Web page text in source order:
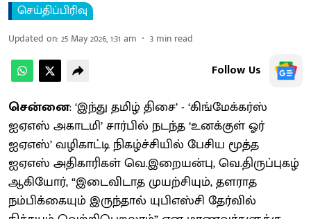
செய்திப்பிரிவு
Updated on:25 May 2026, 1:31 am 3 min read
Follow Us
சென்னை: ‘இந்து தமிழ் திசை’ - ‘கிங்மேக்கர்ஸ்
ஐஏஎஸ் அகாடமி’ சார்பில் நடந்த ‘உனக்குள் ஓர்
ஐஏஎஸ்’ வழிகாட்டி நிகழ்ச்சியில் பேசிய மூத்த
ஐஏஎஸ் அதிகாரிகள் வெ.இறையன்பு, வெ.திருப்புகழ்
ஆகியோர், “இடைவிடாத முயற்சியும், தளராத
நம்பிக்கையும் இருந்தால் யுபிஎஸ்சி தேர்வில்